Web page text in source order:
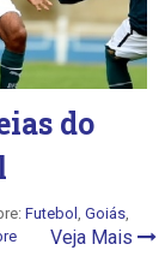
do
Futebol Goiás
Veja Mais